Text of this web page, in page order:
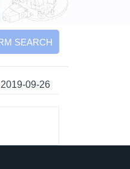
2019-09-26